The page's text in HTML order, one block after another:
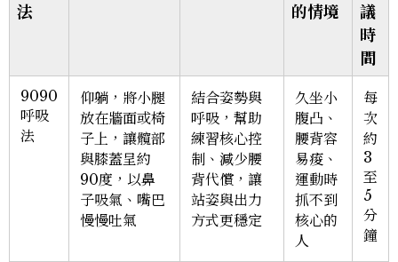
法
的情境
議
時
間
9090
呼吸
法
仰躺，將小腿
放在牆面或椅
子上，讓髖部
與膝蓋呈約
90度，以鼻
子吸氣、嘴巴
慢慢吐氣
結合姿勢與
呼吸，幫助
練習核心控
制、減少腰
背代償，讓
站姿與出力
方式更穩定
久坐小
腹凸、
腰背容
易痠、
運動時
抓不到
核心的
人
每
次
約
3
至
5
分
鐘